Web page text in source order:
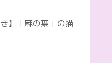
き】「麻の葉」の描